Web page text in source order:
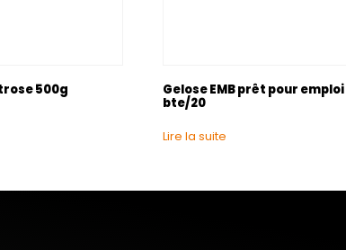
500g
Gelose EMB prêt pour emploi
bte/20
Lire la suite